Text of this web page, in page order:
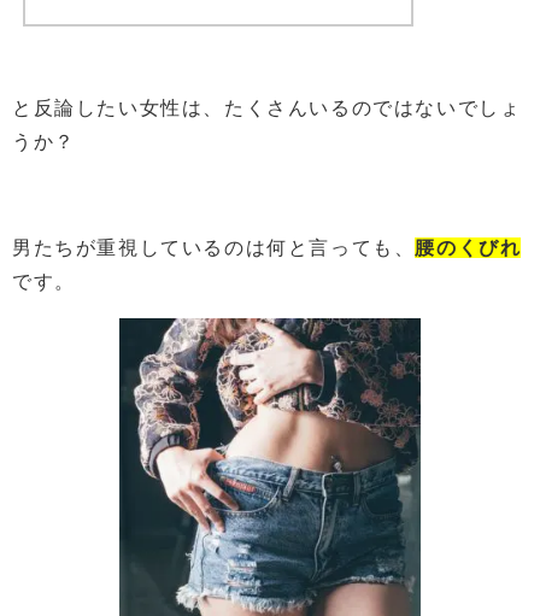
と反論したい女性は、たくさんいるのではないでしょ
うか？
男たちが重視しているのは何と言っても、 腰のくびれ
です。